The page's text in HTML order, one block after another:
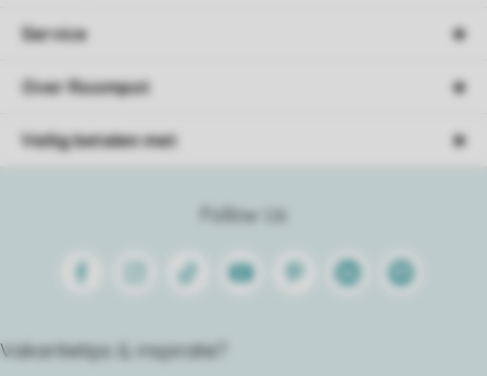
Follow Us
FacebookInstagram
Tiktok Youtube PinterestLinkedinSpotify
Vakantietips & inspiratie?
Service
Over Roompot
Veilig betalen met